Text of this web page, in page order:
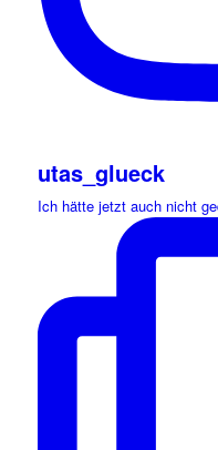
utas_glueck
Ich hätte jetzt auch nicht